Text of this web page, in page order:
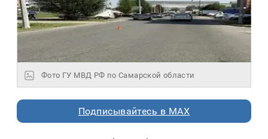
Фото ГУ МВД РФ по Самарской области
Подписывайтесь в MAX